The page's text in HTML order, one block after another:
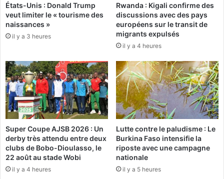
u
t
s
o
i
r
d
e
s
c
r
o
y
a
n
e
d
a
l
a
r
é
g
i
o
n
d
N
États-Unis : Donald Trump
veut limiter le « tourisme des
naissances »
il y a 3 heures
Rwanda : Kigali confirme des
discussions avec des pays
européens sur le transit de
migrants expulsés
il y a 4 heures
Super Coupe AJSB 2026 : Un
derby très attendu entre deux
clubs de Bobo-Dioulasso, le
22 août au stade Wobi
il y a 4 heures
Lutte contre le paludisme : Le
Burkina Faso intensifie la
riposte avec une campagne
nationale
il y a 5 heures